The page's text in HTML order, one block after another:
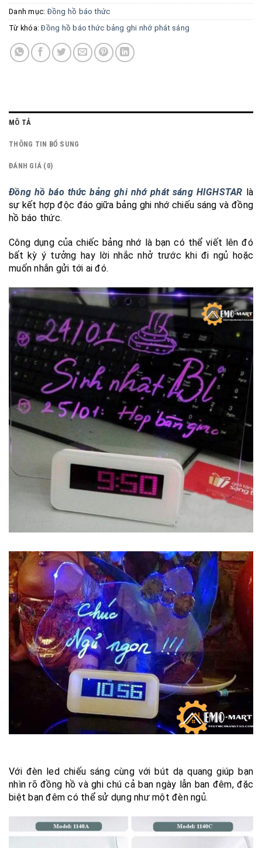
Danh mục:Đồng hồ báo thức
Từ khóa:Đồng hồ báo thức bảng ghi nhớ phát sáng
MÔ TẢ
THÔNG TIN BỔ SUNG
ĐÁNH GIÁ (0)
Đồng hồ báo thức bảng ghi nhớ phát sáng HIGHSTAR là
sự kết hợp độc đáo giữa bảng ghi nhớ chiếu sáng và đồng
hồ báo thức.
Công dụng của chiếc bảng nhớ là bạn có thể viết lên đó
bất kỳ ý tưởng hay lời nhắc nhở trước khi đi ngủ hoặc
muốn nhắn gửi tới ai đó.
Với đèn led chiếu sáng cùng với bút dạ quang giúp bạn
nhìn rõ đồng hồ và ghi chú cả ban ngày lẫn ban đêm, đặc
biệt bạn đêm có thể sử dụng như một đèn ngủ.